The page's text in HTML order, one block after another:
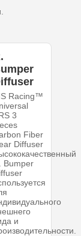
Racing™
3
Fiber
Diffuser
Bumper
и